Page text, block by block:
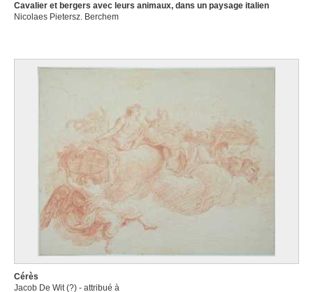
Cavalier et bergers avec leurs animaux, dans un paysage italien
Nicolaes Pietersz. Berchem
Cérès
Jacob De Wit (?) - attribué à